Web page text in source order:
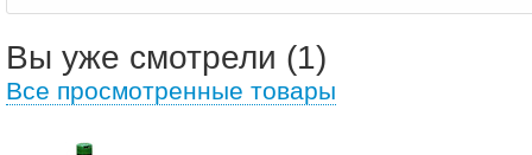
Вы уже смотрели (1)
Все просмотренные товары